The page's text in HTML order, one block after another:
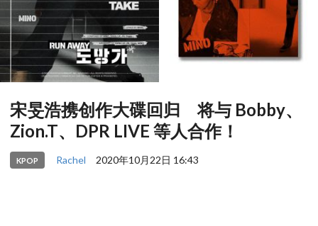
宋旻浩携创作大碟回归 将与 Bobby、
Zion.T、DPR LIVE 等人合作！
KPOP Rachel 2020年10月22日 16:43